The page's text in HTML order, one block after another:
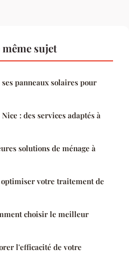
sujet
panneaux solaires pour
: des services adaptés à
solutions de ménage à
votre traitement de
choisir le meilleur
l'efficacité de votre